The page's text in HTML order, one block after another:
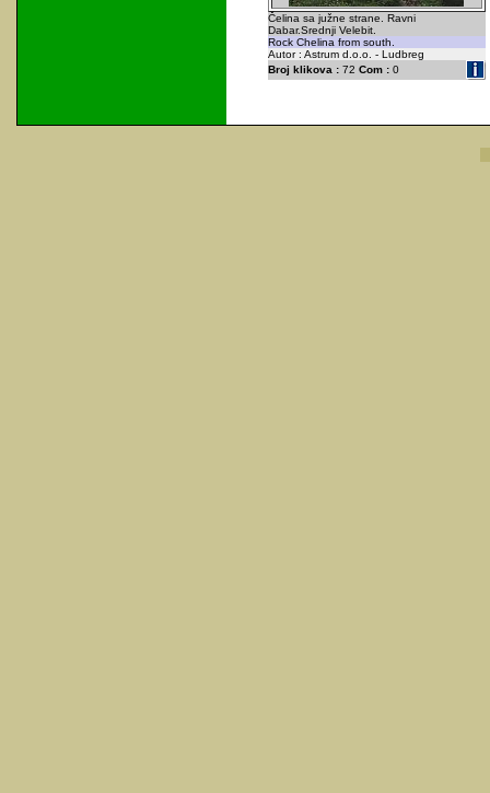
Čelina sa južne strane. Ravni
Dabar.Srednji Velebit.
Rock Chelina from south.
Autor : Astrum d.o.o. - Ludbreg
Broj klikova :72 Com :0